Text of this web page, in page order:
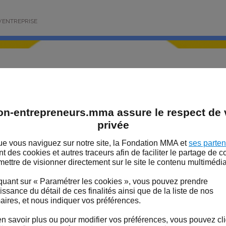
FONDATION MMA
DE LA FONDATION MMA
guide pratique pour
et ETI de créer leur
Le Lab et Adevea ont publié fin
les PME et ETI à développer leur
Publique d’Investissement et la société de conseil,
lancé le 2e volet de la collection « Passez à l’action »
de taille intermédiaire).
entrepreneurs.mma assure le respect de
privée
vous naviguez sur notre site, la Fondation MMA etses
des cookies et autres traceurs afin de faciliter le partage de
de visionner directement sur le site le contenu
sur « Paramétrer les cookies », vous pouvez prendre
du détail de ces finalités ainsi que de la liste de nos
et nous indiquer vos préférences.
savoir plus ou pour modifier vos préférences, vous pouvez